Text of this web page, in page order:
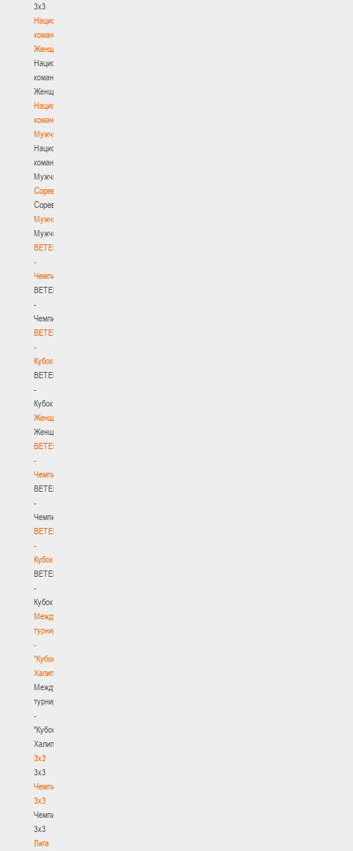
3х3
Национальная
команда.
Женщины
Национальная
команда.
Женщины
Национальная
команда.
Мужчины
Национальная
команда.
Мужчины
Соревнования
Соревнования
Мужчины
Мужчины
BETERA
-
Чемпионат
BETERA
-
Чемпионат
BETERA
-
Кубок
BETERA
-
Кубок
Женщины
Женщины
BETERA
-
Чемпионат
BETERA
-
Чемпионат
BETERA
-
Кубок
BETERA
-
Кубок
Международный
турнир
-
"Кубок
Халипского"
Международный
турнир
-
"Кубок
Халипского"
3x3
3x3
Чемпионат
3х3
Чемпионат
3х3
Лига